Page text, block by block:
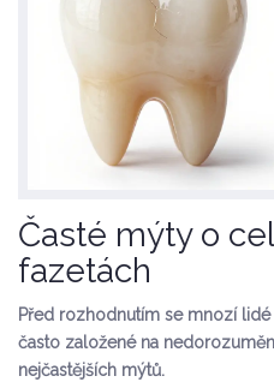
Časté mýty o
fazetách
Před rozhodnutím se mnozí
často založené na
nejčastějších mýtů.